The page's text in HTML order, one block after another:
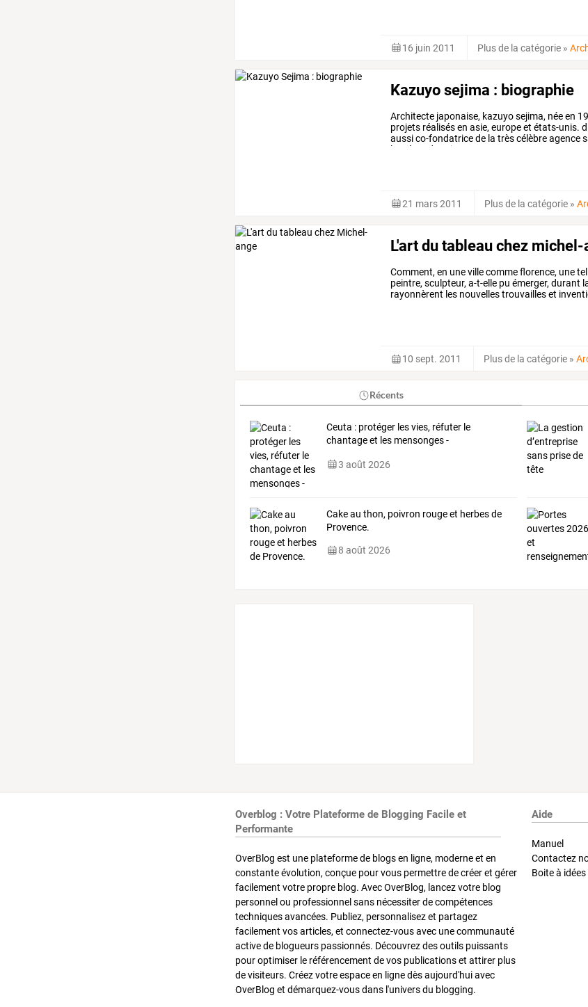
16 juin 2011 Plus de la catégorie »
Kazuyo sejima : biographie
Architecte japonaise, kazuyosejima, néeen
projets réalisésen asie, europeet états-unis.
aussico-fondatricede la trèscélèbreagence
lauréats
du prix
21 mars 2011 Plus de la catégorie »
L'art du tableau chez michel-
Comment, en unevillecommeflorence, une
peintre, sculpteur, a-t-elle pu émerger, durant
rayonnèrent les nouvellestrouvailleset
10 sept. 2011 Plus de la catégorie »
Récents
Ceuta :protégerlesvies,réfuterle
chantageet lesmensonges-
3 août 2026
Cake au thon, poivron rouge et herbes de
Provence.
8 août 2026
Overblog : Votre Plateforme de Blogging Facile et
Performante
OverBlog est une plateforme de blogs en ligne, moderne et en
constante évolution, conçue pour vous permettre de créer et gérer
facilement votre propre blog. Avec OverBlog, lancez votre blog
personnel ou professionnel sans nécessiter de compétences
techniques avancées. Publiez, personnalisez et partagez
facilement vos articles, et connectez-vous avec une communauté
active de blogueurs passionnés. Découvrez des outils puissants
pour optimiser le référencement de vos publications et attirer plus
de visiteurs. Créez votre espace en ligne dès aujourd'hui avec
OverBlog et démarquez-vous dans l'univers du blogging.
Aide
Manuel
Contactez
Boite à idées